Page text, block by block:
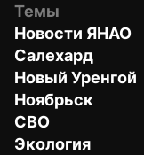
Темы
Новости ЯНАО
Салехард
Новый Уренгой
Ноябрьск
СВО
Экология